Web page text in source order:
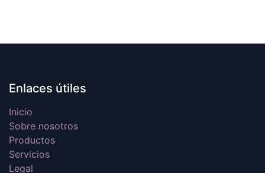
Enlaces útiles
Inicio
Sobre nosotros
Productos
Servicios
Legal